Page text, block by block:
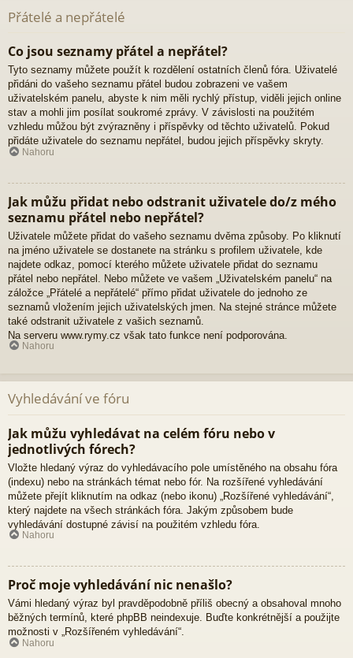
Přátelé a nepřátelé
Co jsou seznamy přátel a nepřátel?
Tyto seznamy můžete použít k rozdělení ostatních členů fóra. Uživatelé
přidáni do vašeho seznamu přátel budou zobrazeni ve vašem
uživatelském panelu, abyste k nim měli rychlý přístup, viděli jejich online
stav a mohli jim posílat soukromé zprávy. V závislosti na použitém
vzhledu můžou být zvýrazněny i příspěvky od těchto uživatelů. Pokud
přidáte uživatele do seznamu nepřátel, budou jejich příspěvky skryty.
Nahoru
Jak můžu přidat nebo odstranit uživatele do/z mého
seznamu přátel nebo nepřátel?
Uživatele můžete přidat do vašeho seznamu dvěma způsoby. Po kliknutí
na jméno uživatele se dostanete na stránku s profilem uživatele, kde
najdete odkaz, pomocí kterého můžete uživatele přidat do seznamu
přátel nebo nepřátel. Nebo můžete ve vašem „Uživatelském panelu“ na
záložce „Přátelé a nepřátelé“ přímo přidat uživatele do jednoho ze
seznamů vložením jejich uživatelských jmen. Na stejné stránce můžete
také odstranit uživatele z vašich seznamů.
Na serveru www.rymy.cz však tato funkce není podporována.
Nahoru
Vyhledávání ve fóru
Jak můžu vyhledávat na celém fóru nebo v
jednotlivých fórech?
Vložte hledaný výraz do vyhledávacího pole umístěného na obsahu fóra
(indexu) nebo na stránkách témat nebo fór. Na rozšířené vyhledávání
můžete přejít kliknutím na odkaz (nebo ikonu) „Rozšířené vyhledávání“,
který najdete na všech stránkách fóra. Jakým způsobem bude
vyhledávání dostupné závisí na použitém vzhledu fóra.
Nahoru
Proč moje vyhledávání nic nenašlo?
Vámi hledaný výraz byl pravděpodobně příliš obecný a obsahoval mnoho
běžných termínů, které phpBB neindexuje. Buďte konkrétnější a použijte
možnosti v „Rozšířeném vyhledávání“.
Nahoru